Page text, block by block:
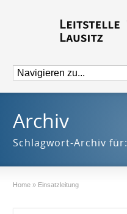
Archiv
Schlagwort-Archiv
Home » Einsatzleitung